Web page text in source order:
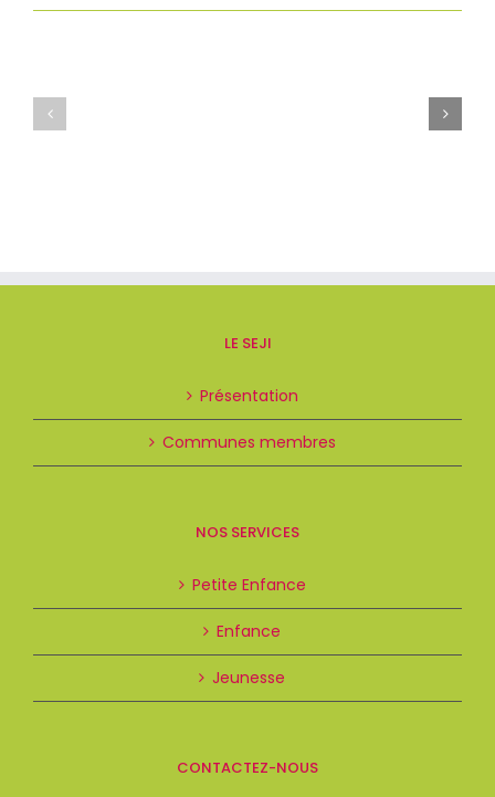
LE SEJI
Présentation
Communes membres
NOS SERVICES
Petite Enfance
Enfance
Jeunesse
CONTACTEZ-NOUS